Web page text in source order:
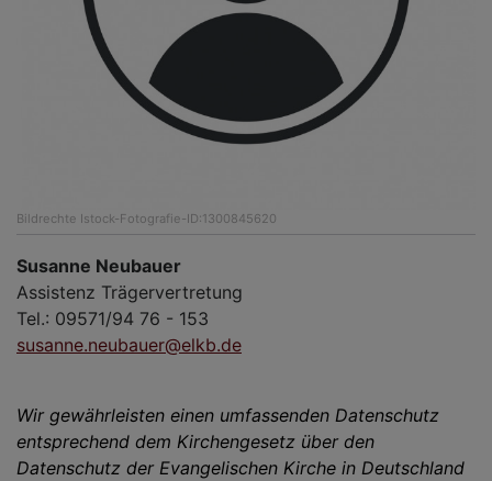
Bildrechte Istock-Fotografie-ID:1300845620
Susanne Neubauer
Assistenz Trägervertretung
Tel.: 09571/94 76 - 153
susanne.neubauer@elkb.de
Wir gewährleisten einen umfassenden Datenschutz
entsprechend dem Kirchengesetz über den
Datenschutz der Evangelischen Kirche in Deutschland